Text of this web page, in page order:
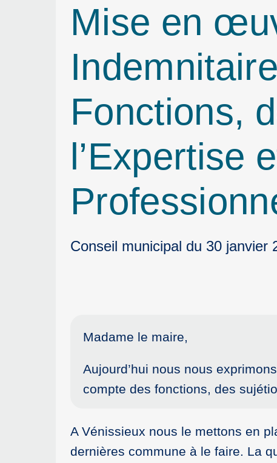
Mise en
Fonctions,
l’Expertise
Conseil municipal du 30 janvier
Madame le maire,
Aujourd’hui nous nous
compte des fonctions, des
A Vénissieux nous le mettons en
dernières commune à le faire. La